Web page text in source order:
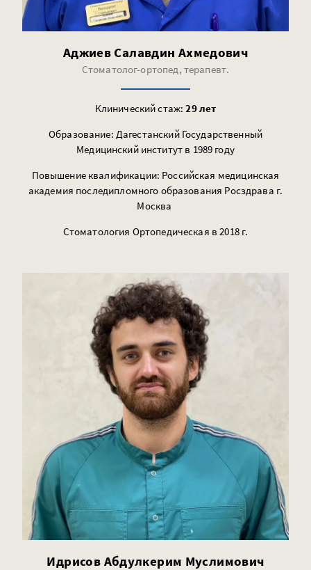
Аджиев Салавдин Ахмедович
Стоматолог-ортопед, терапевт.
Клинический стаж:29 лет
Образование: Дагестанский Государственный
Медицинский институт в 1989 году
Повышение квалификации: Российская медицинская
академия последипломного образования Росздрава г.
Москва
Стоматология Ортопедическая в 2018 г.
Идрисов Абдулкерим Муслимович